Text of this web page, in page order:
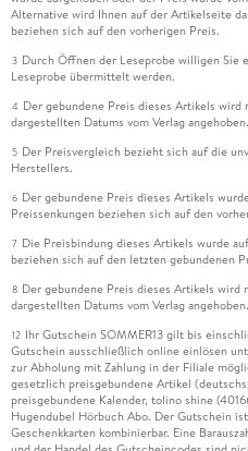
Alternative wird Ihnen auf der Artikelseite
beziehen sich auf den vorherigen Preis.
3 Durch Öffnen der Leseprobe willigen Sie
Leseprobe übermittelt werden.
4 Der gebundene Preis dieses Artikels
dargestellten Datums vom Verlag angehoben.
5 Der Preisvergleich bezieht sich auf die
Herstellers.
6 Der gebundene Preis dieses Artikels
Preissenkungen beziehen sich auf den
7 Die Preisbindung dieses Artikels wurde
beziehen sich auf den letzten gebundenen
8 Der gebundene Preis dieses Artikels wird
dargestellten Datums vom Verlag angehoben.
12 Ihr Gutschein SOMMER13 gilt bis
Gutschein ausschließlich online einlösen
zur Abholung mit Zahlung in der Filiale
gesetzlich preisgebundene Artikel
preisgebundene Kalender, tolino shine
Hugendubel Hörbuch Abo. Der Gutschein
Geschenkkarten kombinierbar. Eine